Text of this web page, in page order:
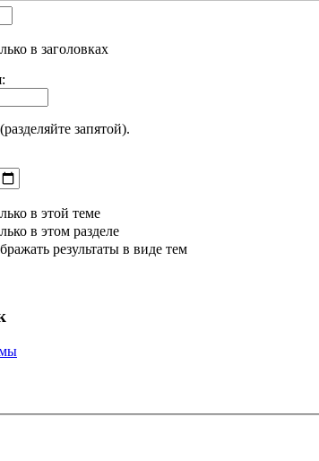
в заголовках
запятой).
в этой теме
в этом разделе
результаты в виде тем